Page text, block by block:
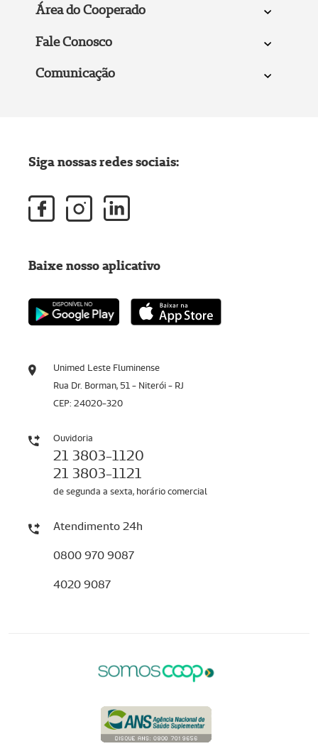
Área do Cooperado
Fale Conosco
Comunicação
Unimed Leste Fluminense
Rua Dr. Borman, 51 - Niterói - RJ
CEP: 24020-320
Ouvidoria
21 3803-1120
21 3803-1121
de segunda a sexta, horário comercial
Atendimento 24h
0800 970 9087
4020 9087
Siga nossas redes sociais:
Baixe nosso aplicativo